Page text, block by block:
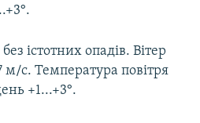
істотних опадів. Вітер
м/с. Температура повітря
+1...+3°.